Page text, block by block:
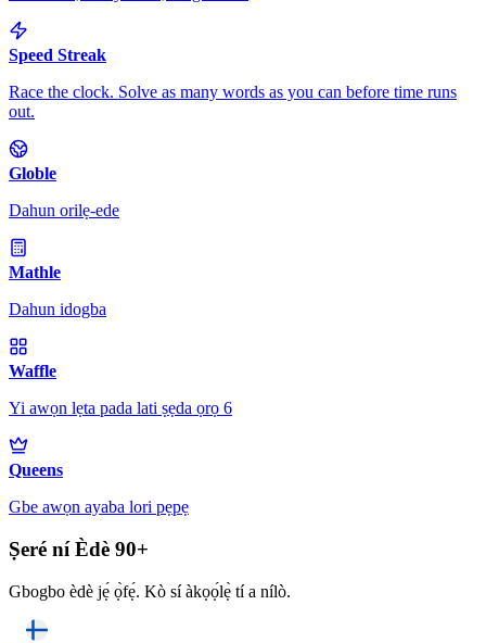
Speed Streak
Race the clock. Solve as many words as you can before time runs
out.
Globle
Dahun orilẹ-ede
Mathle
Dahun idogba
Waffle
Yi awọn lẹta pada lati ṣẹda ọrọ 6
Queens
Gbe awọn ayaba lori pẹpẹ
Ṣeré ní Èdè 90+
Gbogbo èdè jẹ́ ọ̀fẹ́. Kò sí àkọọ́lẹ̀ tí a nílò.